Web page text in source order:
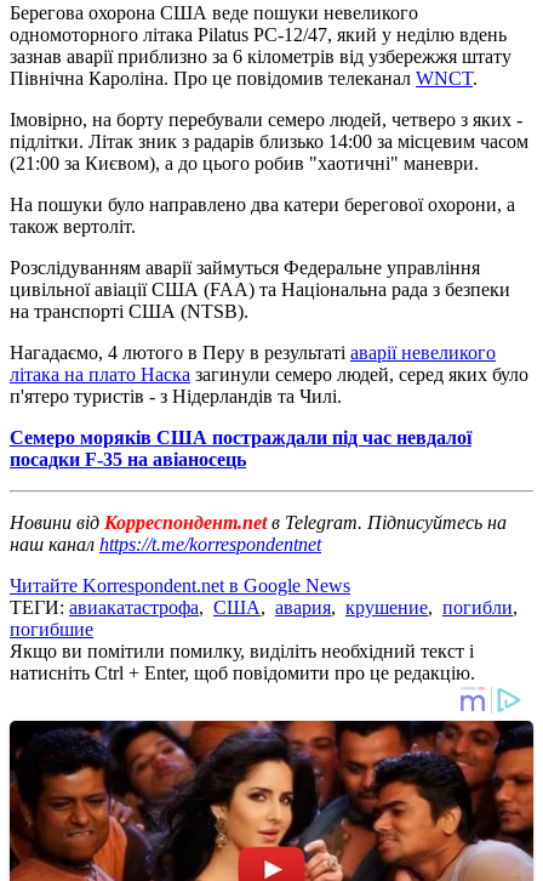
Берегова охорона США веде пошуки невеликого
одномоторного літака Pilatus PC-12/47, який у неділю вдень
зазнав аварії приблизно за 6 кілометрів від узбережжя штату
Північна Кароліна. Про це повідомив телеканал WNCT.
Імовірно, на борту перебували семеро людей, четверо з яких -
підлітки. Літак зник з радарів близько 14:00 за місцевим часом
(21:00 за Києвом), а до цього робив "хаотичні" маневри.
На пошуки було направлено два катери берегової охорони, а
також вертоліт.
Розслідуванням аварії займуться Федеральне управління
цивільної авіації США (FAA) та Національна рада з безпеки
на транспорті США (NTSB).
Нагадаємо, 4 лютого в Перу в результаті аварії невеликого
літака на плато Наска загинули семеро людей, серед яких було
п'ятеро туристів - з Нідерландів та Чилі.
Семеро моряків США постраждали під час невдалої
посадки F-35 на авіаносець
Новини від Корреспондент.netв Telegram. Підписуйтесь на
наш канал https://t.me/korrespondentnet
Читайте Korrespondent.net в Google News
ТЕГИ: авиакатастрофа, США, авария, крушение, погибли,
погибшие
Якщо ви помітили помилку, виділіть необхідний текст і
натисніть Ctrl + Enter, щоб повідомити про це редакцію.